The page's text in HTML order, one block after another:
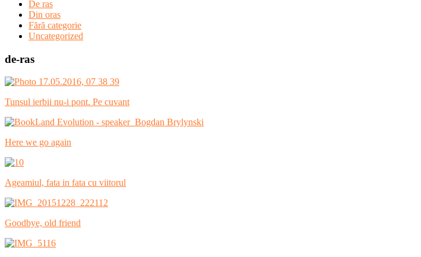
De ras
Din oras
Fără categorie
Uncategorized
de-ras
Tunsul ierbii nu-i pont. Pe cuvant
Here we go again
Ageamiul, fata in fata cu viitorul
Goodbye, old friend